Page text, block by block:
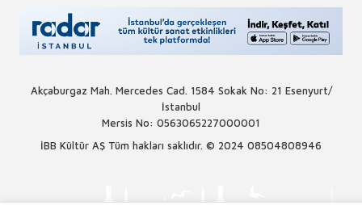
Akçaburgaz Mah. Mercedes Cad. 1584 Sokak No: 21 Esenyurt/
İstanbul
Mersis No: 0563065227000001
İBB Kültür AŞ Tüm hakları saklıdır. © 2024 08504808946